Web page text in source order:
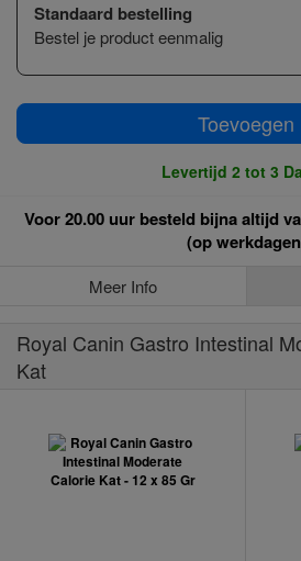
Standaard bestelling
Bestel je product eenmalig
Toevoegen
Levertijd 2 tot 3
Voor 20.00 uur besteld bijna altijd
(op
Meer Info
Royal Canin Gastro Intestinal
Kat